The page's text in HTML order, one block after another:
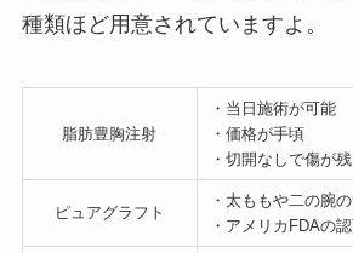
種類ほど用意されていますよ。
脂肪豊胸注射
・当日施術が可能
・価格が手頃
・切開なしで傷が
ピュアグラフト
・太ももや二の腕
・アメリカFDAの